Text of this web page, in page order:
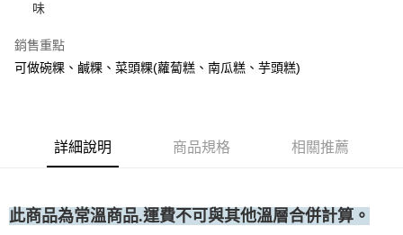
每筆NT$60，滿NT$699(含以上)免運費
味
銷售重點
可做碗粿、鹹粿、菜頭粿(蘿蔔糕、南瓜糕、芋頭糕)
詳細說明 商品規格 相關推薦
此商品為常溫商品.運費不可與其他溫層合併計算。